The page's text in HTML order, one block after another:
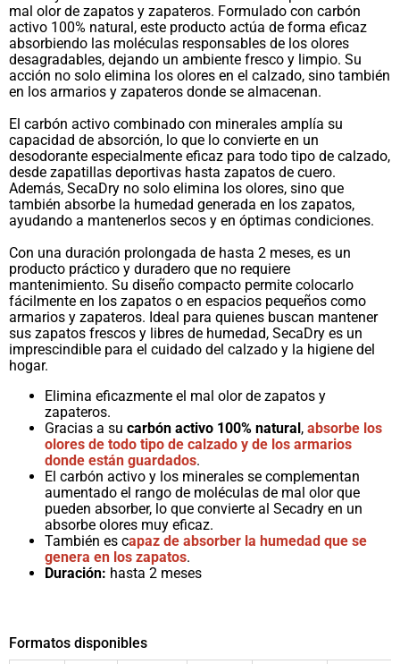
mal olor de zapatos y zapateros. Formulado con carbón
activo 100% natural, este producto actúa de forma eficaz
absorbiendo las moléculas responsables de los olores
desagradables, dejando un ambiente fresco y limpio. Su
acción no solo elimina los olores en el calzado, sino también
en los armarios y zapateros donde se almacenan.
El carbón activo combinado con minerales amplía su
capacidad de absorción, lo que lo convierte en un
desodorante especialmente eficaz para todo tipo de calzado,
desde zapatillas deportivas hasta zapatos de cuero.
Además, SecaDry no solo elimina los olores, sino que
también absorbe la humedad generada en los zapatos,
ayudando a mantenerlos secos y en óptimas condiciones.
Con una duración prolongada de hasta 2 meses, es un
producto práctico y duradero que no requiere
mantenimiento. Su diseño compacto permite colocarlo
fácilmente en los zapatos o en espacios pequeños como
armarios y zapateros. Ideal para quienes buscan mantener
sus zapatos frescos y libres de humedad, SecaDry es un
imprescindible para el cuidado del calzado y la higiene del
hogar.
Elimina eficazmente el mal olor de zapatos y
zapateros.
Gracias a su carbón activo 100% natural , absorbe los
olores de todo tipo de calzado y de los armarios
donde están guardados.
El carbón activo y los minerales se complementan
aumentado el rango de moléculas de mal olor que
pueden absorber, lo que convierte al Secadry en un
absorbe olores muy eficaz.
También es capaz de absorber la humedad que se
genera en los zapatos.
Duración: hasta 2 meses
Formatos disponibles